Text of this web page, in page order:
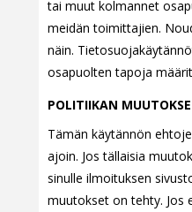
tai muut kolmannet
meidän toimittajien.
näin.
osapuolten tapoja
POLITIIKAN
Tämän käytännön
ajoin. Jos tällaisia
sinulle ilmoituksen
muutokset on tehty. Jos